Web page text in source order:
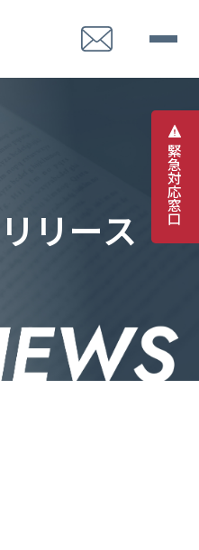
緊
急
対
応
窓
口
リ リ ース